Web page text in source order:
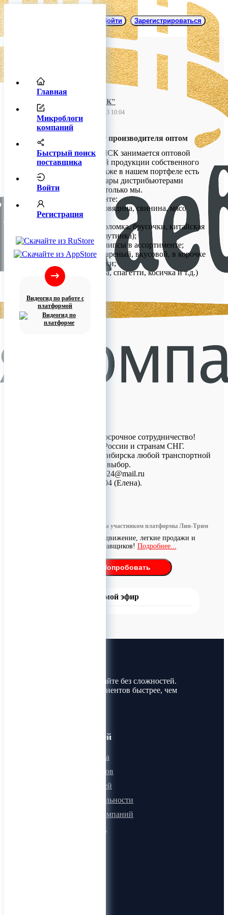
Главная
Микроблоги
компаний
Быстрый поиск
поставщика
Войти
Регистрация
Видеогид по работе с
платформой
Войти Зарегистрироваться
"ТРЕЙД.НСК"
12 сентября 2023 10:04
Закуски к пиву от производителя оптом
Компания Трэйд-НСК занимается оптовой
продажей снековой продукции собственного
производства и также в нашем портфеле есть
эксклюзивные товары дистрибьютерами
которых являемся только мы.
У нас в ассортименте:
- Мясные снеки (говядина, свинина, мясо
птицы);
- Рыбные снеки (соломка, брусочки, китайская
рыба, кальмары, паутинка);
- Сухари, гренки, чипсы в ассортименте;
- Арахис солено-жареный, вкусовой, в корочке
вкусовой, Фисташки;
- Сыры (Моцарелла, спагетти, косичка и т.д.)
Планируется долгосрочное сотрудничество!
Работаем по всей России и странам СНГ.
Доставка из Новосибирска любой транспортной
компанией на ваш выбор.
Эл. почта: trade_2024@mail.ru
Тел. 8-953-890-92-04 (Елена).
Информация размещена участником платформы Лин-Трим
Бесплатное продвижение, легкие продажи и
поиск поставщиков! Подробнее...
Попробовать
Прямой эфир
Покупайте и продавайте без сложностей.
Найдите товары и клиентов быстрее, чем
Для пользователей
Онлайн визитка
Для поставщиков
Для покупателей
Программа лояльности
Микроблоги компаний
Быстрый поиск